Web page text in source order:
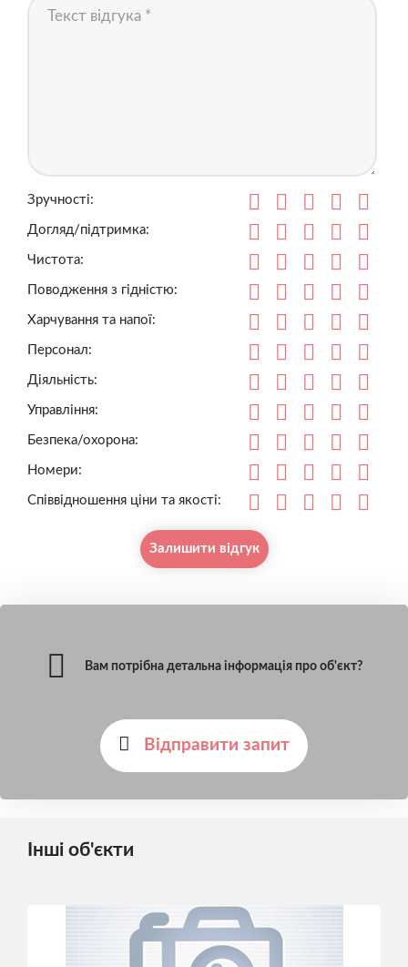
Зручності:
Догляд/підтримка:
Чистота:
Поводження з гідністю:
Харчування та напої:
Персонал:
Діяльність:
Управління:
Безпека/охорона:
Номери:
Співвідношення ціни та якості:
Залишити відгук
Вам потрібна детальна інформація про об'єкт?
Відправити запит
Інші об'єкти